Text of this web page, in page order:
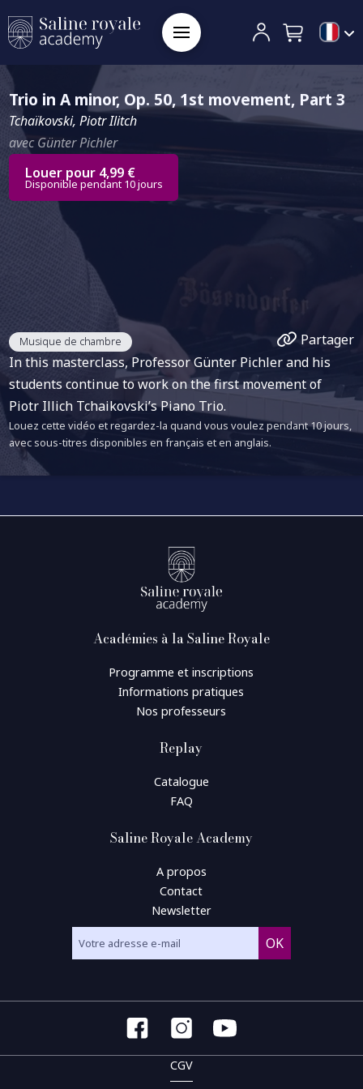
Trio in A minor, Op. 50, 1st movement, Part 3
Tchaïkovski, Piotr Ilitch
avec Günter Pichler
Louer pour 4,99 €
Disponible pendant 10 jours
Musique de chambre
Partager
In this masterclass, Professor Günter Pichler and his
students continue to work on the first movement of
Piotr Illich Tchaikovski’s Piano Trio.
Louez cette vidéo et regardez-la quand vous voulez pendant 10 jours,
avec sous-titres disponibles en français et en anglais.
Académies à la Saline Royale
Programme et inscriptions
Informations pratiques
Nos professeurs
Replay
Catalogue
FAQ
Saline Royale Academy
A propos
Contact
Newsletter
CGV